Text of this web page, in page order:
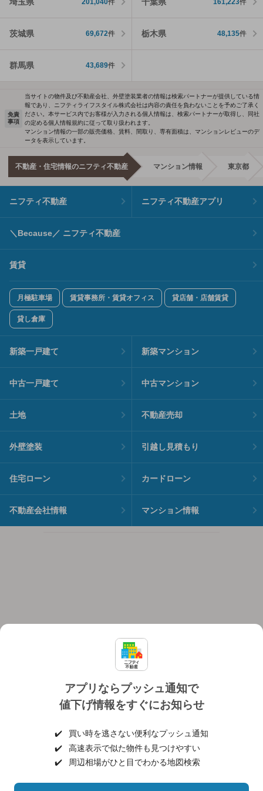
201,040件 161,223件
茨城県 69,672件 栃木県 48,135件
群馬県 43,689件
アプリならプッシュ通知で
値下げ情報をすぐにお知らせ
✔️
買い時を逃さない便利なプッシュ通知
✔️
高速表示で似た物件も見つけやすい
✔️
周辺相場がひと目でわかる地図検索
免責
事項
当サイトの物件及び不動産会社、外壁塗装業者の情報は検索パートナーが提供している情
報であり、ニフティライフスタイル株式会社は内容の責任を負わないことを予めご了承く
ださい。本サービス内でお客様が入力される個人情報は、検索パートナーが取得し、同社
の定める個人情報規約に従って取り扱われます。
マンション情報の一部の販売価格、賃料、間取り、専有面積は、マンションレビューのデ
ータを表示しています。
不動産・住宅情報のニフティ不動産 マンション情報 東京都
ニフティ不動産 ニフティ不動産アプリ
＼Because／ ニフティ不動産
賃貸
月極駐車場 賃貸事務所・賃貸オフィス 貸店舗・店舗賃貸
貸し倉庫
新築一戸建て 新築マンション
中古一戸建て 中古マンション
土地 不動産売却
外壁塗装 引越し見積もり
住宅ローン カードローン
不動産会社情報 マンション情報
個人情報保護ポリシー 利用規約
ヘルプ・お問い合わせ 採用情報